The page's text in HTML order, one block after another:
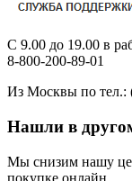
С 9.00 до 19.00 в
8-800-200-89-01
Из Москвы по тел.:
Нашли в
Мы снизим нашу
покупке онлайн.